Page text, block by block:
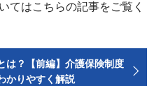
てはこちらの記事をご覧く
は？【前編】介護保険制度
かりやすく解説